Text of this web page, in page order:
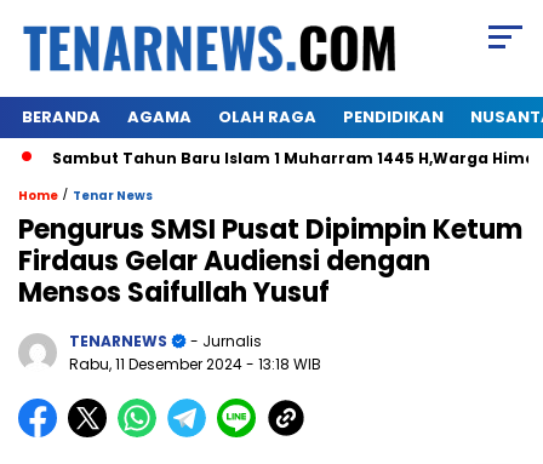
BERANDA AGAMA OLAH RAGA PENDIDIKAN
Tahun Baru Islam 1 Muharram 1445 H,Warga Himalo
Home / Tenar News
Pengurus SMSI Pusat Dipimpin Ketum
Firdaus Gelar Audiensi dengan
Mensos Saifullah Yusuf
TENARNEWS
- Jurnalis
Rabu, 11 Desember 2024- 13:18 WIB